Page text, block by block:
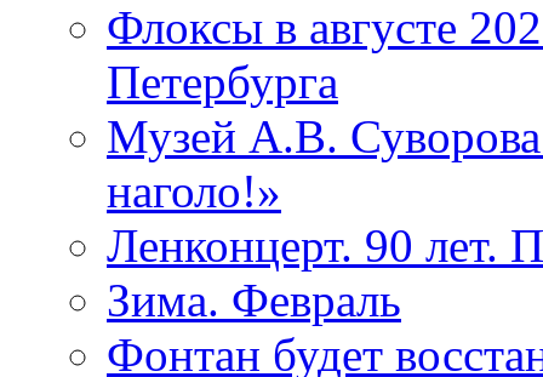
Флоксы в августе
Петербурга
Музей А.В.
наголо!»
Ленконцерт. 90 лет.
Зима. Февраль
Фонтан будет